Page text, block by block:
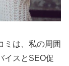
ミは、私の周囲
イスとSEO促